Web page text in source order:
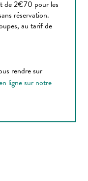
de 2€70 pour les
réservation.
au tarif de
rendre sur
ligne sur notre